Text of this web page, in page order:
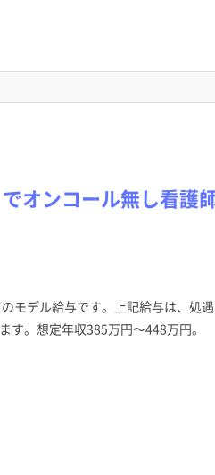
オンコール無し看護
モデル給与です。上記給与は、処
す。想定年収385万円～448万円。